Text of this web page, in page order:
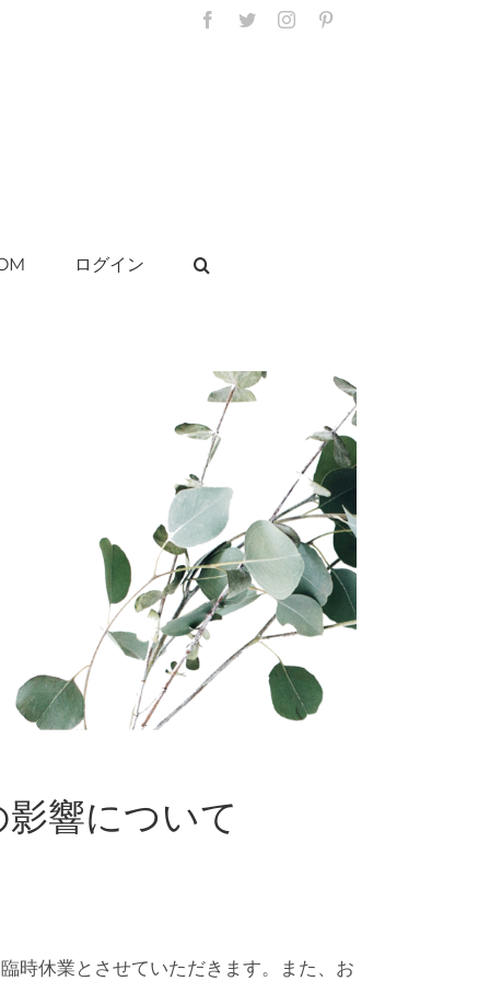
Facebook
TwitterInstagram
ログイン
響について
時休業とさせていただきます。また、お